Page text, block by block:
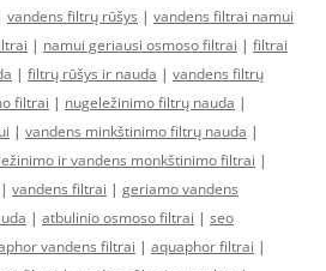
vandens filtrų rūšys | vandens filtrai namui
| namui geriausi osmoso filtrai | filtrai
| filtrų rūšys ir nauda | vandens filtrų
filtrai | nugeležinimo filtrų nauda |
| vandens minkštinimo filtrų nauda |
ir vandens monkštinimo filtrai |
| vandens filtrai | geriamo vandens
| atbulinio osmoso filtrai | seo
vandens filtrai | aquaphor filtrai |